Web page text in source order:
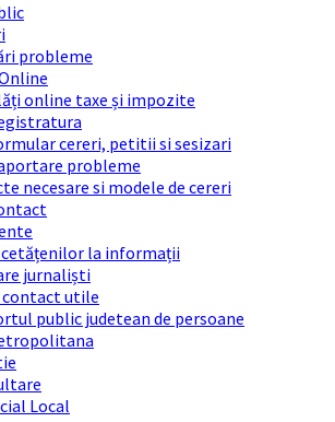
probleme
online taxe și impozite
cereri, petitii si sesizari
probleme
necesare si modele de cereri
cetățenilor la informații
jurnaliști
contact utile
public judetean de persoane
Local